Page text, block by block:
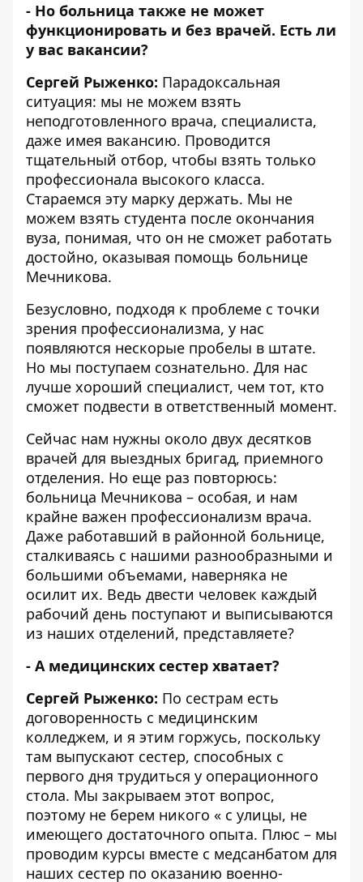
- Но больница также не может
функционировать и без врачей. Есть ли
у вас вакансии?
Сергей Рыженко: Парадоксальная
ситуация: мы не можем взять
неподготовленного врача, специалиста,
даже имея вакансию. Проводится
тщательный отбор, чтобы взять только
профессионала высокого класса.
Стараемся эту марку держать. Мы не
можем взять студента после окончания
вуза, понимая, что он не сможет работать
достойно, оказывая помощь больнице
Мечникова.
Безусловно, подходя к проблеме с точки
зрения профессионализма, у нас
появляются нескорые пробелы в штате.
Но мы поступаем сознательно. Для нас
лучше хороший специалист, чем тот, кто
сможет подвести в ответственный момент.
Сейчас нам нужны около двух десятков
врачей для выездных бригад, приемного
отделения. Но еще раз повторюсь:
больница Мечникова – особая, и нам
крайне важен профессионализм врача.
Даже работавший в районной больнице,
сталкиваясь с нашими разнообразными и
большими объемами, наверняка не
осилит их. Ведь двести человек каждый
рабочий день поступают и выписываются
из наших отделений, представляете?
- А медицинских сестер хватает?
Сергей Рыженко: По сестрам есть
договоренность с медицинским
колледжем, и я этим горжусь, поскольку
там выпускают сестер, способных с
первого дня трудиться у операционного
стола. Мы закрываем этот вопрос,
поэтому не берем никого « с улицы, не
имеющего достаточного опыта. Плюс – мы
проводим курсы вместе с медсанбатом для
наших сестер по оказанию военно-